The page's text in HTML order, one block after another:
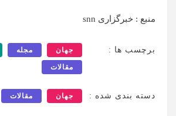
منبع : خبرگزاری snn
برچسب ها : جهان مجله
مقالات
دسته بندی شده : جهان مقالات